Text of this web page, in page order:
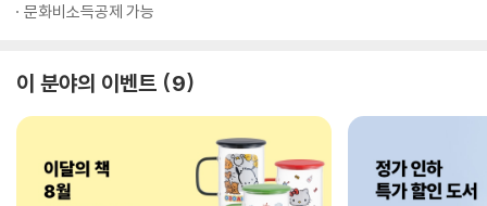
문화비소득공제 가능
이 분야의 이벤트 9